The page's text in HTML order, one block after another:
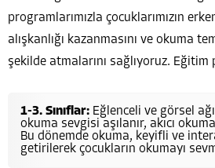
programlarımızla çocuklarımızın
alışkanlığı kazanmasını ve okuma
şekilde atmalarını sağlıyoruz. Eğitim
1-3. Sınıflar: Eğlenceli ve görsel
okuma sevgisi aşılanır, akıcı
Bu dönemde okuma, keyifli ve
getirilerek çocukların okumayı